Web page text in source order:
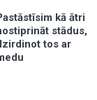
kā ātri
stādus,
tos ar